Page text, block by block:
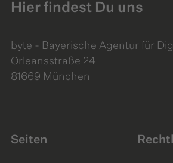
Hier findest Du uns
byte - Bayerische Agentur für
Orleansstraße 24
81669 München
Seiten